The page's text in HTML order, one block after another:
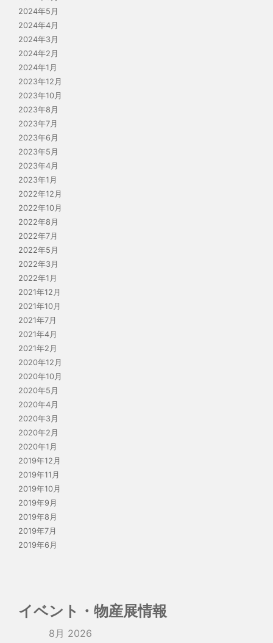
2024年5月
2024年4月
2024年3月
2024年2月
2024年1月
2023年12月
2023年10月
2023年8月
2023年7月
2023年6月
2023年5月
2023年4月
2023年1月
2022年12月
2022年10月
2022年8月
2022年7月
2022年5月
2022年3月
2022年1月
2021年12月
2021年10月
2021年7月
2021年4月
2021年2月
2020年12月
2020年10月
2020年5月
2020年4月
2020年3月
2020年2月
2020年1月
2019年12月
2019年11月
2019年10月
2019年9月
2019年8月
2019年7月
2019年6月
イベント・物産展情報
8月 2026